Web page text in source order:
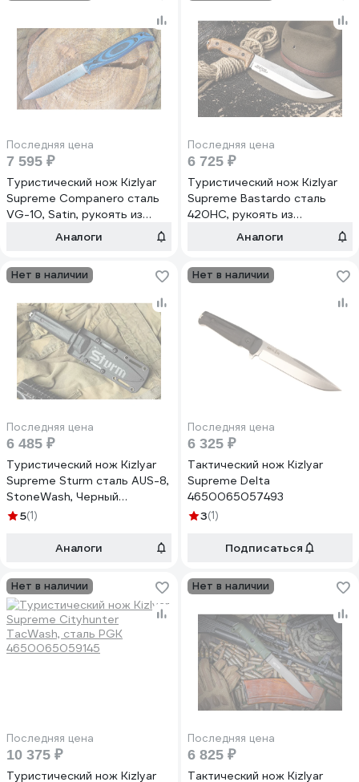
Последняя цена
7 595 ₽
Туристический нож Kizlyar
Supreme Companero сталь
VG-10, Satin, рукоять из
черно-синего G10
Аналоги
Последняя цена
6 725 ₽
Туристический нож Kizlyar
Supreme Bastardo сталь
420HC, рукоять из
Кавказского Ореха
Аналоги
Нет в наличии
Последняя цена
6 485 ₽
Туристический нож Kizlyar
Supreme Sturm сталь AUS-8,
StoneWash, Черный
4650065058254
5(1)
Аналоги
Нет в наличии
Последняя цена
6 325 ₽
Тактический нож Kizlyar
Supreme Delta
4650065057493
3(1)
Подписаться
Нет в наличии
Последняя цена
10 375 ₽
Туристический нож Kizlyar
Нет в наличии
Последняя цена
6 825 ₽
Тактический нож Kizlyar